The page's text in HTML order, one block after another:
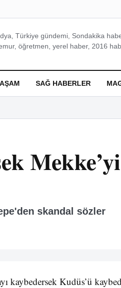
Türkiye gündemi, Sondakika
öğretmen, yerel haber, 2016
SAĞ HABERLER
Mekke’yi
skandal sözler
kaybedersek Kudüs’ü